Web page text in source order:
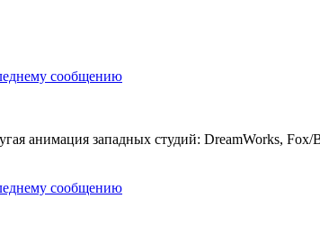
сообщению
анимация западных студий: DreamWorks,
сообщению